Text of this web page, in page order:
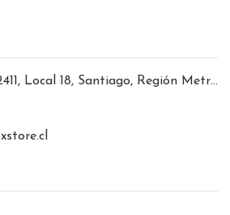
18, Santiago, Región Metropolitana, Chile